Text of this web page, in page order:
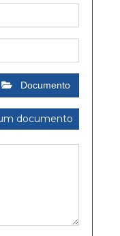
Documento
documento